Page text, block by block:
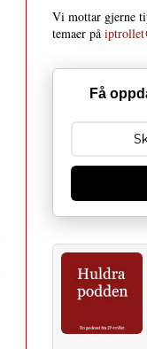
Vi mottar gjerne
temaer på
Få